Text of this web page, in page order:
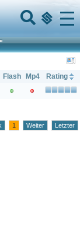
Menu
Flash Mp4
Rating
1 Weiter Letzter